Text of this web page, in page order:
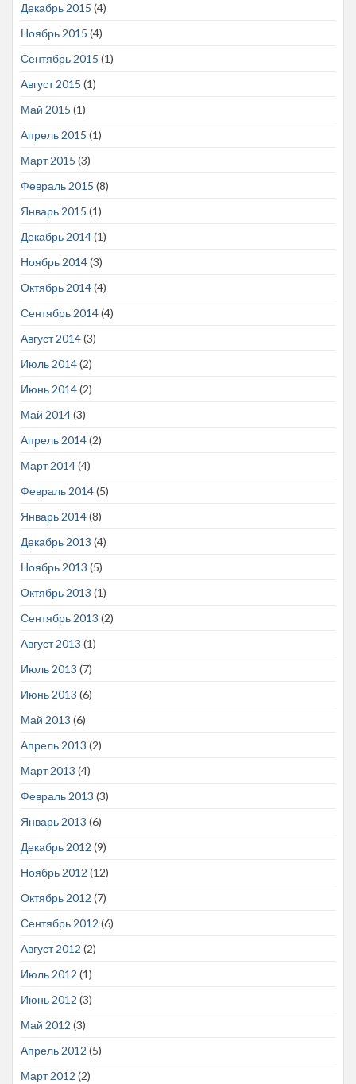
Декабрь 2015 (4)
Ноябрь 2015 (4)
Сентябрь 2015 (1)
Август 2015 (1)
Май 2015 (1)
Апрель 2015 (1)
Март 2015 (3)
Февраль 2015 (8)
Январь 2015 (1)
Декабрь 2014(1)
Ноябрь 2014(3)
Октябрь 2014(4)
Сентябрь 2014(4)
Август 2014(3)
Июль 2014(2)
Июнь 2014(2)
Май 2014(3)
Апрель 2014(2)
Март 2014(4)
Февраль 2014(5)
Январь 2014(8)
Декабрь 2013 (4)
Ноябрь 2013 (5)
Октябрь 2013 (1)
Сентябрь 2013 (2)
Август 2013 (1)
Июль 2013 (7)
Июнь 2013 (6)
Май 2013 (6)
Апрель 2013 (2)
Март 2013 (4)
Февраль 2013 (3)
Январь 2013 (6)
Декабрь 2012 (9)
Ноябрь 2012 (12)
Октябрь 2012 (7)
Сентябрь 2012 (6)
Август 2012 (2)
Июль 2012 (1)
Июнь 2012 (3)
Май 2012 (3)
Апрель 2012 (5)
Март 2012 (2)